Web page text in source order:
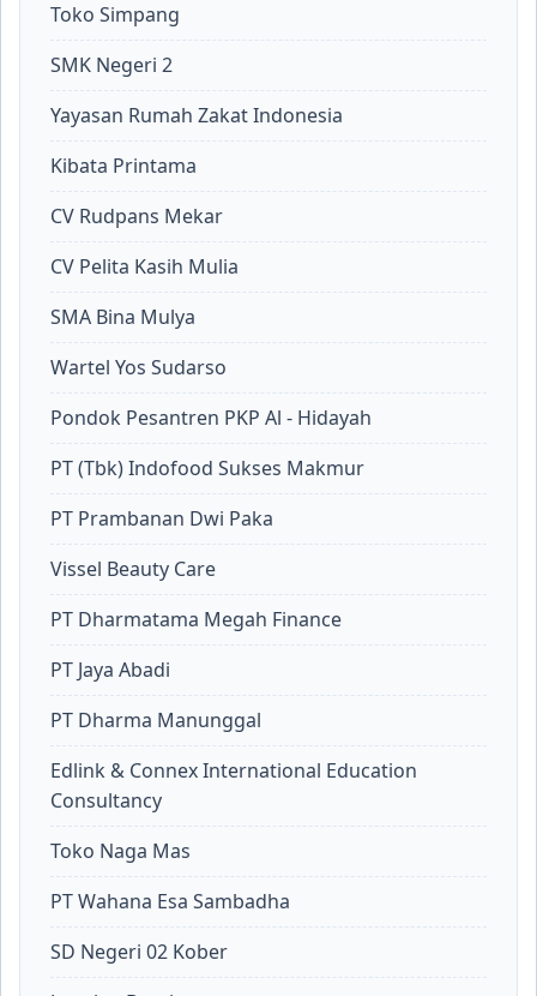
Toko Simpang
SMK Negeri 2
Yayasan Rumah Zakat Indonesia
Kibata Printama
CV Rudpans Mekar
CV Pelita Kasih Mulia
SMA Bina Mulya
Wartel Yos Sudarso
Pondok Pesantren PKP Al - Hidayah
PT (Tbk) Indofood Sukses Makmur
PT Prambanan Dwi Paka
Vissel Beauty Care
PT Dharmatama Megah Finance
PT Jaya Abadi
PT Dharma Manunggal
Edlink & Connex International Education
Consultancy
Toko Naga Mas
PT Wahana Esa Sambadha
SD Negeri 02 Kober